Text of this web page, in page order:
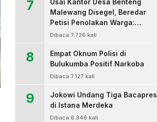
7
Usai Kantor Desa Benteng
Malewang Disegel, Beredar
Petisi Penolakan Warga:
Sekretaris Hingga BPD Turut
Dibaca 7.726 kali
8
Empat Oknum Polisi di
Bulukumba Positif Narkoba
Dibaca 7.127 kali
9
Jokowi Undang Tiga Bacapres
di Istana Merdeka
Dibaca 6.846 kali